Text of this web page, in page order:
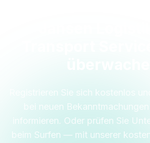
Registrieren Sie sich kostenlos
bei neuen
informieren. Oder prüfen Sie
beim Surfen — mit unserer